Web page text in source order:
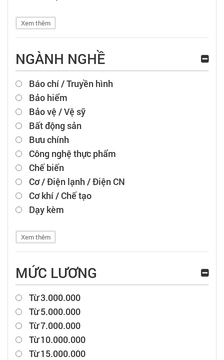
Xem thêm
NGÀNH NGHỀ
Báo chí / Truyền hình
Bảo hiểm
Bảo vệ / Vệ sỹ
Bất động sản
Bưu chính
Công nghệ thực phẩm
Chế biến
Cơ / Điện lạnh / Điện CN
Cơ khí / Chế tạo
Dạy kèm
Xem thêm
MỨC LƯƠNG
Từ 3.000.000
Từ 5.000.000
Từ 7.000.000
Từ 10.000.000
Từ 15.000.000